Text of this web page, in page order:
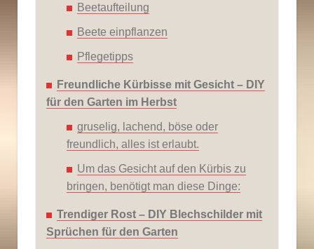
Beetaufteilung
Beete einpflanzen
Pflegetipps
Freundliche Kürbisse mit Gesicht – DIY
für den Garten im Herbst
gruselig, lachend, böse oder
freundlich, alles ist erlaubt.
Um das Gesicht auf den Kürbis zu
bringen, benötigt man diese Dinge:
Trendiger Rost – DIY Blechschilder mit
Sprüchen für den Garten